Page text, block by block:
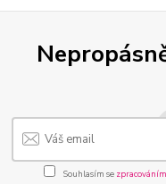
Souhlasím se